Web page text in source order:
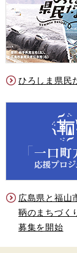
ひろしま県民
広島県と福山
鞆のまちづく
募集を開始